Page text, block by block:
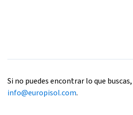
Si no puedes encontrar lo que
info@europisol.com.